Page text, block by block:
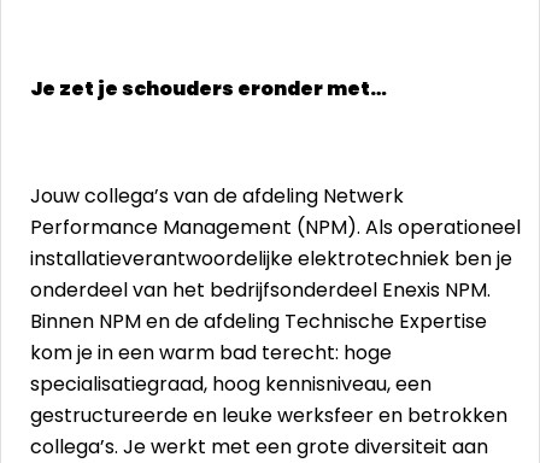
Je zet je schouders eronder met…
Jouw collega’s van de afdeling Netwerk
Performance Management (NPM). Als operationeel
installatieverantwoordelijke elektrotechniek ben je
onderdeel van het bedrijfsonderdeel Enexis NPM.
Binnen NPM en de afdeling Technische Expertise
kom je in een warm bad terecht: hoge
specialisatiegraad, hoog kennisniveau, een
gestructureerde en leuke werksfeer en betrokken
collega’s. Je werkt met een grote diversiteit aan